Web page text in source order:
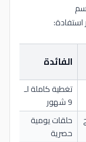
استفادة:
الفائدة
تغطية كاملة لـ
9 شهور
حلقات يومية
حصرية